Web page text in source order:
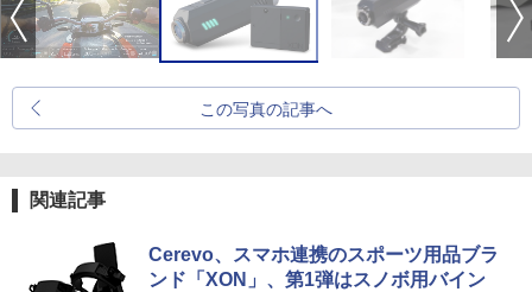
この写真の記事へ
関連記事
Cerevo、スマホ連携のスポーツ用品ブラ
ンド「XON」、第1弾はスノボ用バイン